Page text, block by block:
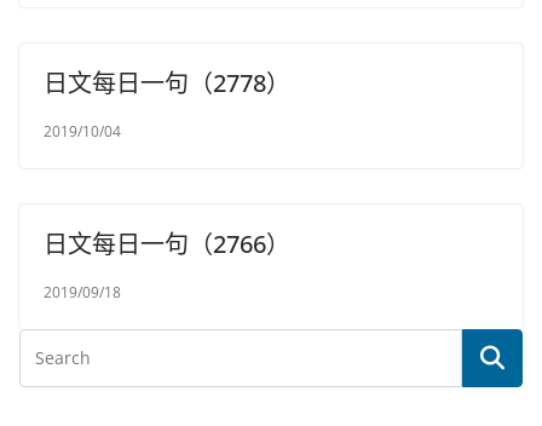
日文每日一句（2778）
2019/10/04
日文每日一句（2766）
2019/09/18